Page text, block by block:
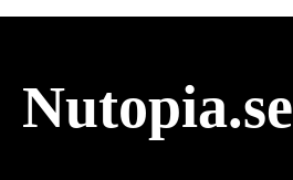
Nutopia.se